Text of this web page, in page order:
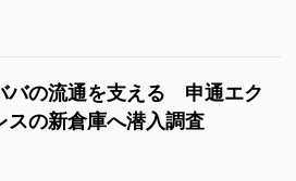
バの流通を支える 申通エク
スの新倉庫へ潜入調査